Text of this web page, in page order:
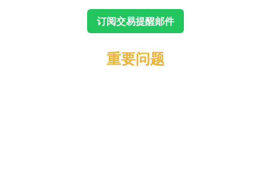
订阅交易提醒邮件
重要问题